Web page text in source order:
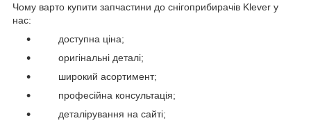
Чому варто купити запчастини до снігоприбирачів Klever у
нас:
доступна ціна;
оригінальні деталі;
широкий асортимент;
професійна консультація;
деталірування на сайті;